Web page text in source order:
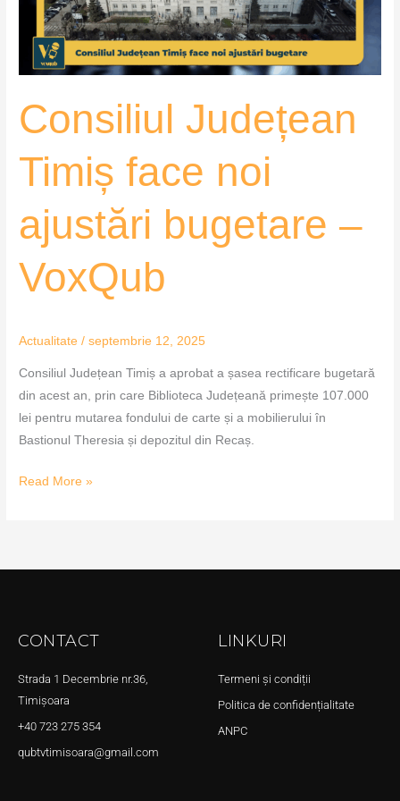
Consiliul Județean
Timiș face noi
ajustări bugetare –
VoxQub
Actualitate /septembrie 12, 2025
Consiliul Județean Timiș a aprobat a șasea rectificare bugetară
din acest an, prin care Biblioteca Județeană primește 107.000
lei pentru mutarea fondului de carte și a mobilierului în
Bastionul Theresia și depozitul din Recaș.
bugetare
VoxQub
Read More »
CONTACT
Strada 1 Decembrie nr.36,
Timișoara
+40 723 275 354
qubtvtimisoara@gmail.com
LINKURI
Termeni și condiții
Politica de confidențialitate
ANPC